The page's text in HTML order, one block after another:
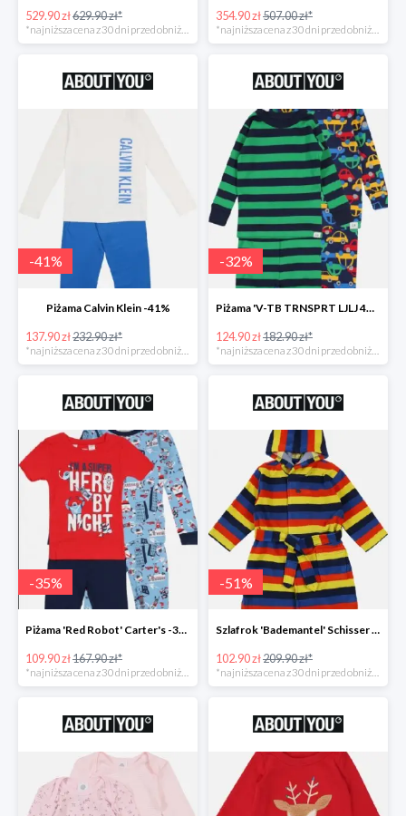
529.90 zł629.90 zł* 354.90 zł507.00 zł*
-41%
Piżama Calvin Klein -41%
137.90 zł232.90 zł*
*najniższa cena z 30 dni przed obniżką
-32%
Piżama 'V-TB TRNSPRT LJLJ 4PC' GAP -32%
124.90 zł182.90 zł*
*najniższa cena z 30 dni przed obniżką
-35%
Piżama 'Red Robot' Carter's -35%
109.90 zł167.90 zł*
-51%
Szlafrok 'Bademantel' Schisser -51%
102.90 zł209.90 zł*